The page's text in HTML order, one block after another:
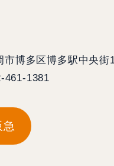
市博多区博多駅中央
461-1381
急